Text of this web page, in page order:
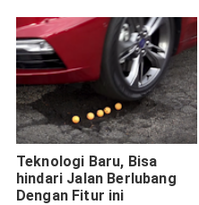
Teknologi Baru, Bisa
hindari Jalan Berlubang
Dengan Fitur ini